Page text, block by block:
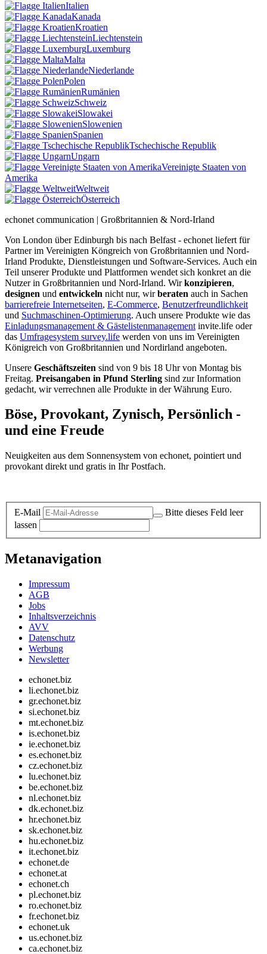
Italien
Kanada
Kroatien
Liechtenstein
Luxemburg
Malta
Niederlande
Polen
Rumänien
Schweiz
Slowakei
Slowenien
Spanien
Tschechische Republik
Ungarn
Vereinigte Staaten von
Amerika
Weltweit
Österreich
echonet communication | Großbritannien & Nord-Irland
Von London über Edinburgh bis nach Belfast - echonet liefert für
Partner im Vereinigten Köngreich von Großbritannien und Nord-
Irland Produkte, Dienstleistungen und Software-Services. Auch ein
Teil unserer Produkte und Plattformen wendet sich konkret an die
Nutzer in Großbritannien und Nord-Irland. Wirkonzipieren,
designen und entwickeln nicht nur, wirberaten auch in Sachen
barrierefreie Internetseiten, E-Commerce, Benutzerfreundlichkeit
und Suchmaschinen-Optimierung. Auch unsere Produkte wie das
Einladungsmanagement & Gästelistenmanagement invite.life oder
das Umfragesystem survey.life werden von uns im Vereinigten
Königreich von Großbritannien und Nordirland angeboten.
Unsere Geschäftszeiten sind von 9 bis 18 Uhr von Montag bis
Freitag. Preisangaben in Pfund Sterling sind zur Information
gedacht, wir verrechnen alle Produkte in der Währung Euro.
Böse, Provokant, Zynisch, Persönlich -
und eine Freude
Neuigkeiten aus dem Sonnensystem von echonet, pointiert und
provokant direkt und gratis in Ihr Postfach.
E-Mail
Bitte dieses Feld leer
lassen
Metanavigation
Impressum
AGB
Jobs
Inhaltsverzeichnis
AVV
Datenschutz
Werbung
Newsletter
echonet.biz
li.echonet.biz
gr.echonet.biz
si.echonet.biz
mt.echonet.biz
is.echonet.biz
ie.echonet.biz
es.echonet.biz
cz.echonet.biz
lu.echonet.biz
be.echonet.biz
nl.echonet.biz
dk.echonet.biz
hr.echonet.biz
sk.echonet.biz
hu.echonet.biz
it.echonet.biz
echonet.de
echonet.at
echonet.ch
pl.echonet.biz
ro.echonet.biz
fr.echonet.biz
echonet.uk
us.echonet.biz
ca.echonet.biz